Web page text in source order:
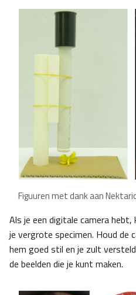
Figuuren met dank aan
Als je een digitale camera
je vergrote specimen. Houd de
hem goed stil en je zult
de beelden die je kunt maken.